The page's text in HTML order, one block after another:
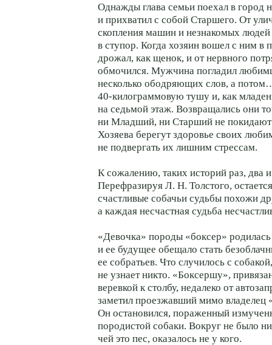
Однажды глава семьи поехал в город
и прихватил с собой Старшего. От
скопления машин и незнакомых людей
в ступор. Когда хозяин вошел с ним в
дрожал, как щенок, и от нервного
обмочился. Мужчина погладил
несколько ободряющих слов, а
40-килограммовую тушу и, как
на седьмой этаж. Возвращались они
ни Младший, ни Старший не покидают
Хозяева берегут здоровье своих
не подвергать их лишним стрессам.
К сожалению, таких историй раз, два
Перефразируя Л. Н. Толстого,
счастливые собачьи судьбы похожи
а каждая несчастная судьба
«Девочка» породы «боксер»
и ее будущее обещало стать
ее собратьев. Что случилось с
не узнает никто. «Боксершу»,
веревкой к столбу, недалеко от
заметил проезжавший мимо владелец
Он остановился, пораженный
породистой собаки. Вокруг не было
чей это пес, оказалось не у кого.